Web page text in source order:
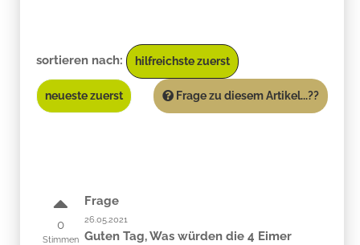
sortieren nach: hilfreichste zuerst
neueste zuerst Frage zu diesem Artikel...??
0
Stimmen
Frage
26.05.2021
Guten Tag, Was würden die 4 Eimer